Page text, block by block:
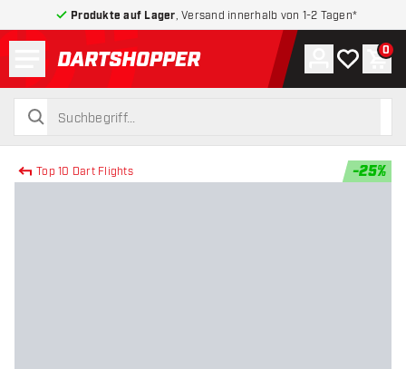
Produkte auf Lager , Versand innerhalb von 1-2 Tagen*
zurück zur Startseite
suchen
suchen
Konto
Meine 0
Top 10 Dart Flights -25%